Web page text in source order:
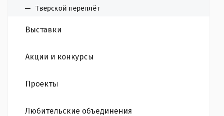
Тверской переплёт
Выставки
Акции и конкурсы
Проекты
Любительские объединения